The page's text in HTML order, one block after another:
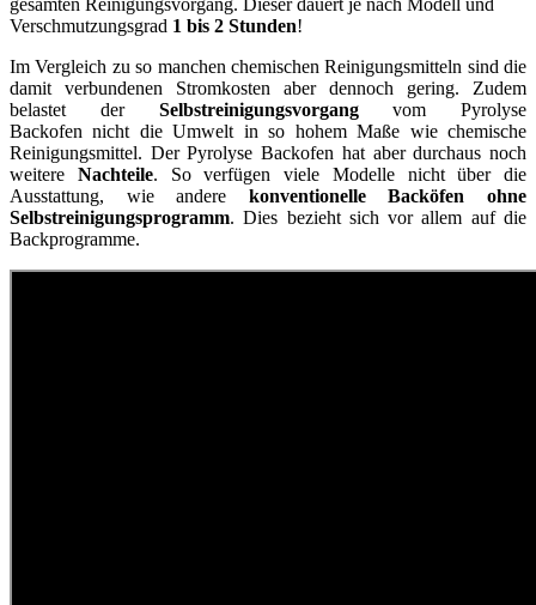
gesamten Reinigungsvorgang. Dieser dauert je nach Modell und
Verschmutzungsgrad 1 bis 2 Stunden!
Im Vergleich zu so manchen chemischen Reinigungsmitteln sind die
damit verbundenen Stromkosten aber dennoch gering. Zudem
belastet der Selbstreinigungsvorgangvom Pyrolyse
Backofen nicht die Umwelt in so hohem Maße wie chemische
Reinigungsmittel. Der Pyrolyse Backofen hat aber durchaus noch
weitere Nachteile. So verfügen viele Modelle nicht über die
Ausstattung, wie andere konventionelle Backöfen ohne
Selbstreinigungsprogramm. Dies bezieht sich vor allem auf die
Backprogramme.